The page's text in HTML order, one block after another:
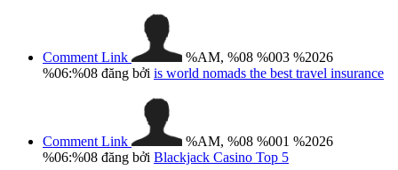
Comment Link
%AM, %08 %003 %2026
%06:%08 đăng bởi is world nomads the best travel insurance
Comment Link
%AM, %08 %001 %2026
%06:%08 đăng bởi Blackjack Casino Top 5